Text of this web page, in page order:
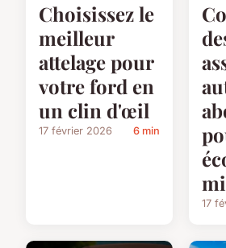
Choisissez le
meilleur
attelage pour
votre ford en
un clin d'œil
17 février 2026 6 min
17